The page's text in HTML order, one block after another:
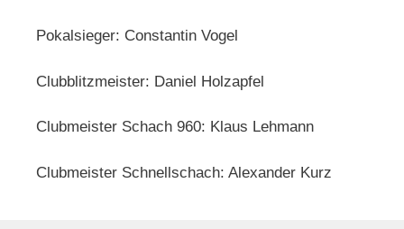
Pokalsieger: Constantin Vogel
Clubblitzmeister: Daniel Holzapfel
Clubmeister Schach 960: Klaus Lehmann
Clubmeister Schnellschach: Alexander Kurz